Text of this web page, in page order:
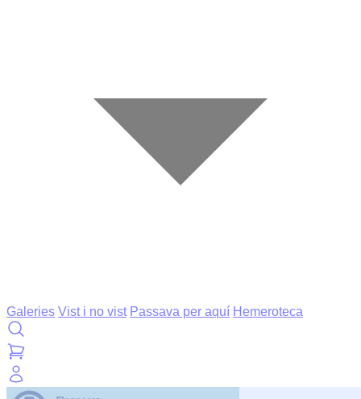
Galeries Vist i no vist Passava per aquí Hemeroteca